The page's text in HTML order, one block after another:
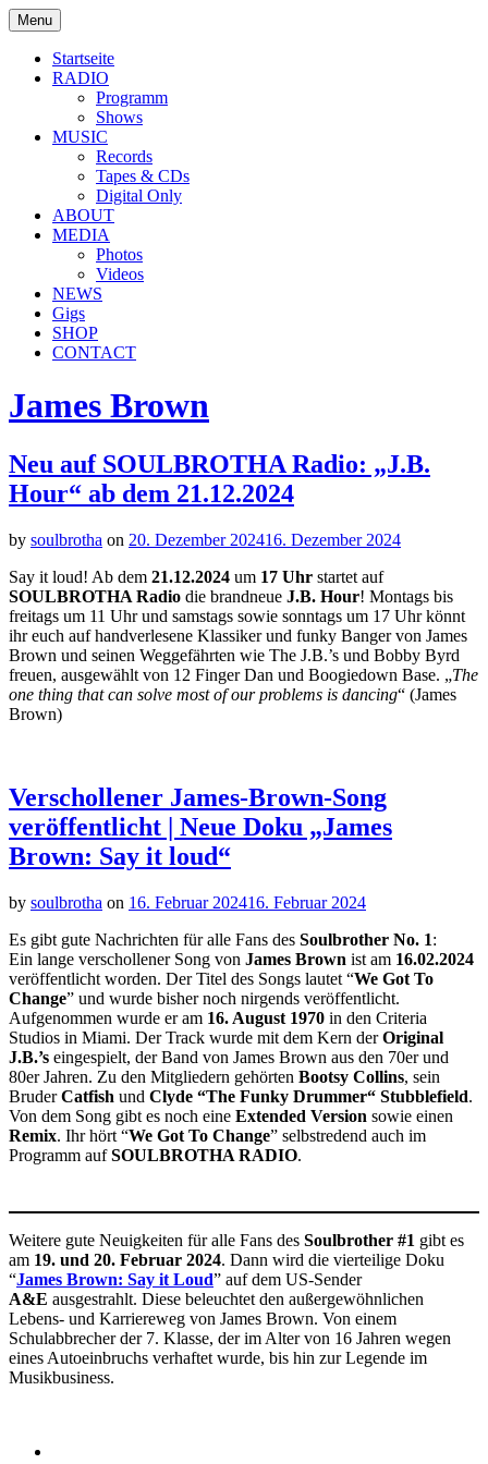
Skip
to
content
soulbrotha.de
Menu
Startseite
RADIO
Programm
Shows
MUSIC
Records
Tapes & CDs
Digital Only
ABOUT
MEDIA
Photos
Videos
NEWS
Gigs
SHOP
CONTACT
James Brown
Neu auf SOULBROTHA Radio: „J.B.
Hour“ ab dem 21.12.2024
by soulbrotha on 20. Dezember 202416. Dezember 2024
Say it loud! Ab dem 21.12.2024 um 17 Uhr startet auf
SOULBROTHA Radio die brandneue J.B. Hour! Montags bis
freitags um 11 Uhr und samstags sowie sonntags um 17 Uhr könnt
ihr euch auf handverlesene Klassiker und funky Banger von James
Brown und seinen Weggefährten wie The J.B.’s und Bobby Byrd
freuen, ausgewählt von 12 Finger Dan und Boogiedown Base. „The
one thing that can solve most of our problems is dancing“ (James
Brown)
Verschollener James-Brown-Song
veröffentlicht | Neue Doku „James
Brown: Say it loud“
by soulbrotha on 16. Februar 202416. Februar 2024
Es gibt gute Nachrichten für alle Fans des Soulbrother No. 1:
Ein lange verschollener Song von James Brown ist am 16.02.2024
veröffentlicht worden. Der Titel des Songs lautet “We Got To
Change” und wurde bisher noch nirgends veröffentlicht.
Aufgenommen wurde er am 16. August 1970 in den Criteria
Studios in Miami. Der Track wurde mit dem Kern derOriginal
J.B.’s eingespielt, der Band von James Brown aus den 70er und
80er Jahren. Zu den Mitgliedern gehörten Bootsy Collins, sein
BruderCatfish und Clyde “The Funky Drummer“ Stubblefield.
Von dem Song gibt es noch eine Extended Version sowie einen
Remix. Ihr hört “We Got To Change” selbstredend auch im
Programm aufSOULBROTHA RADIO.
Weitere gute Neuigkeiten für alle Fans des Soulbrother #1 gibt es
am 19. und 20. Februar 2024. Dann wird die vierteilige Doku
“James Brown: Say it Loud” auf dem US-Sender
A&E ausgestrahlt. Diese beleuchtet den außergewöhnlichen
Lebens- und Karriereweg von James Brown. Von einem
Schulabbrecher der 7. Klasse, der im Alter von 16 Jahren wegen
eines Autoeinbruchs verhaftet wurde, bis hin zur Legende im
Musikbusiness.
Social